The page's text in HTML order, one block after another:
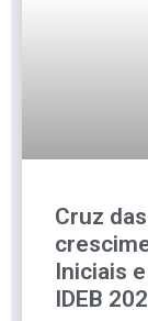
Cruz
Iniciais
IDEB